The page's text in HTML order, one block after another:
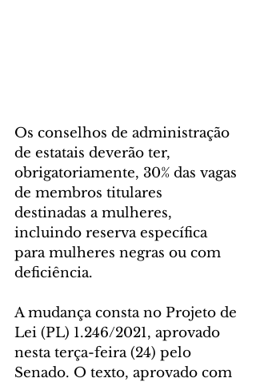
Os conselhos de administração
de estatais deverão ter,
obrigatoriamente, 30% das vagas
de membros titulares
destinadas a mulheres,
incluindo reserva específica
para mulheres negras ou com
deficiência.
A mudança consta no Projeto de
Lei (PL) 1.246/2021, aprovado
nesta terça-feira (24) pelo
Senado. O texto, aprovado com